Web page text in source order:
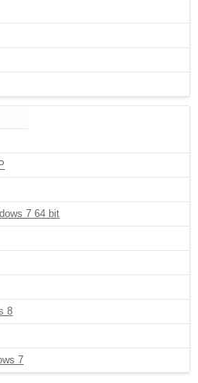
7 64 bit
8
7